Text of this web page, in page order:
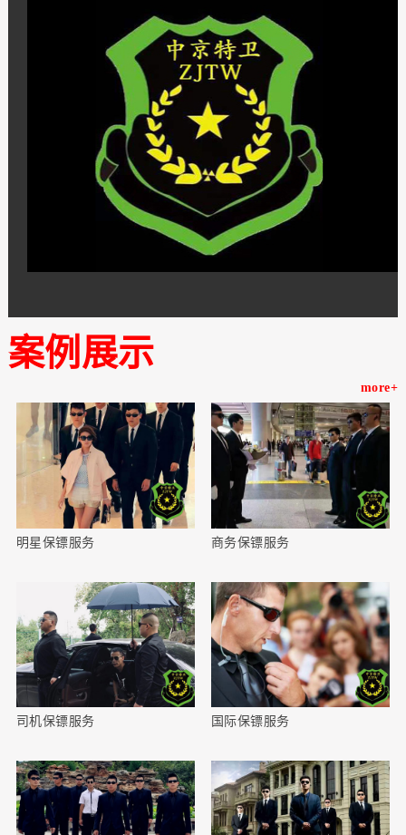
案例展示
more+
明星保镖服务 商务保镖服务
司机保镖服务 国际保镖服务